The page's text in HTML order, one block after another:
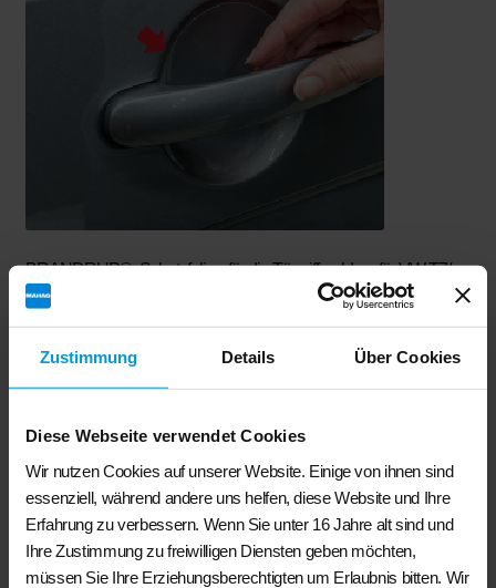
Zustimmung Details Über Cookies
Diese Webseite verwendet Cookies
Wir nutzen Cookies auf unserer Website. Einige von ihnen sind
essenziell, während andere uns helfen, diese Website und Ihre
Erfahrung zu verbessern. Wenn Sie unter 16 Jahre alt sind und
Ihre Zustimmung zu freiwilligen Diensten geben möchten,
müssen Sie Ihre Erziehungsberechtigten um Erlaubnis bitten. Wir
BRANDRUP®- Schutzfolien für die Türgriffmulden, für VW T7/
T6.1/ T6/ T5, Caddy transparent
€38,50
BRANDRUP® Schutzfolien transparent für 4 Türgriffmulden
In den Warenkorb
Ähnliche Produkte